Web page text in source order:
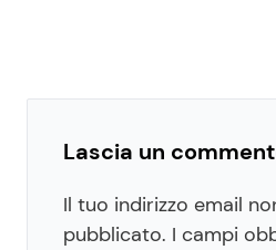
Lascia un
Il tuo indirizzo email
pubblicato. I campi